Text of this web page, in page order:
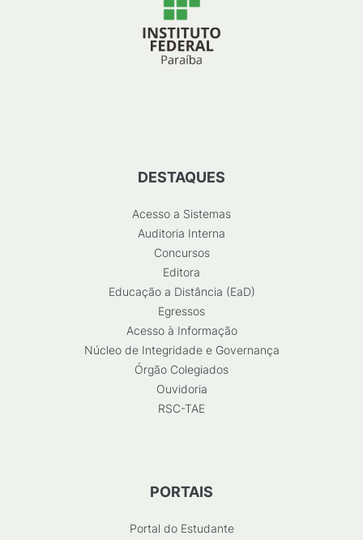
DESTAQUES
Acesso a Sistemas
Auditoria Interna
Concursos
Editora
Educação a Distância (EaD)
Egressos
Acesso à Informação
Núcleo de Integridade e Governança
Órgão Colegiados
Ouvidoria
RSC-TAE
PORTAIS
Portal do Estudante